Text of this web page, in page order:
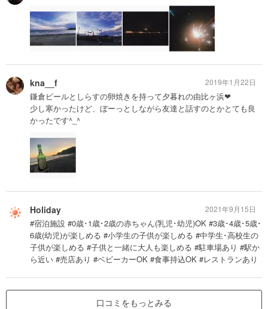
kna__f
鎌倉ビールとしらすの卵焼きを持って夕暮れの由比ヶ浜❤︎
少し寒かったけど、ぼーっとしながら友達と話すのとかとても良
かったです^_^
2019年1月22日
Holiday
#宿泊施設 #0歳･1歳･2歳の赤ちゃん(乳児･幼児)OK #3歳･4歳･5歳･
6歳(幼児)が楽しめる #小学生の子供が楽しめる #中学生･高校生の
子供が楽しめる #子供と一緒に大人も楽しめる #駐車場あり #駅か
ら近い #売店あり #ベビーカーOK #食事持込OK #レストランあり
2021年9月15日
口コミをもっとみる